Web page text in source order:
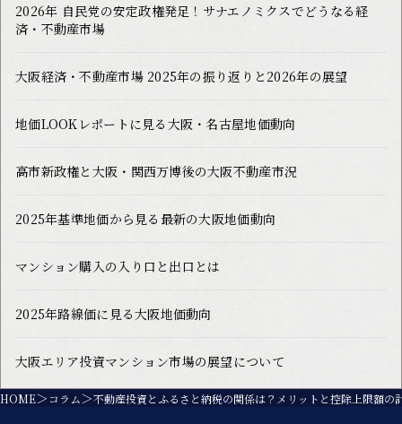
2026年 自民党の安定政権発足！サナエノミクスでどうなる経
済・不動産市場
大阪経済・不動産市場 2025年の振り返りと2026年の展望
地価LOOKレポートに見る大阪・名古屋地価動向
高市新政権と大阪・関西万博後の大阪不動産市況
2025年基準地価から見る最新の大阪地価動向
マンション購入の入り口と出口とは
2025年路線価に見る大阪地価動向
大阪エリア投資マンション市場の展望について
HOME コラム 不動産投資とふるさと納税の関係は？メリットと控除上限額の